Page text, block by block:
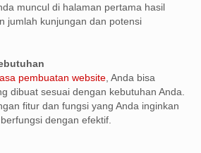
muncul di halaman pertama hasil
jumlah kunjungan dan potensi
pembuatan website , Anda bisa
dibuat sesuai dengan kebutuhan Anda.
fitur dan fungsi yang Anda inginkan
dengan efektif.